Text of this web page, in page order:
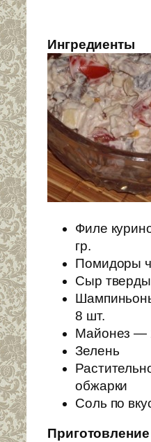
Ингредиенты
Филе
гр.
Помидоры
Сыр
8 шт.
Майонез —
Зелень
обжарки
Соль по
Приготовление